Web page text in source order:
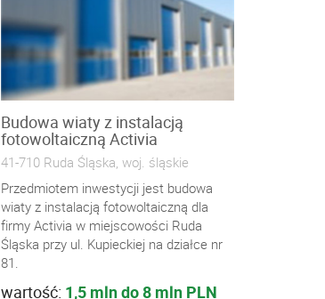
Budowa wiaty z instalacją
fotowoltaiczną Activia
41-710 Ruda Śląska, woj. śląskie
Przedmiotem inwestycji jest budowa
wiaty z instalacją fotowoltaiczną dla
firmy Activia w miejscowości Ruda
Śląska przy ul. Kupieckiej na działce nr
81.
wartość: 1,5 mln do 8 mln PLN